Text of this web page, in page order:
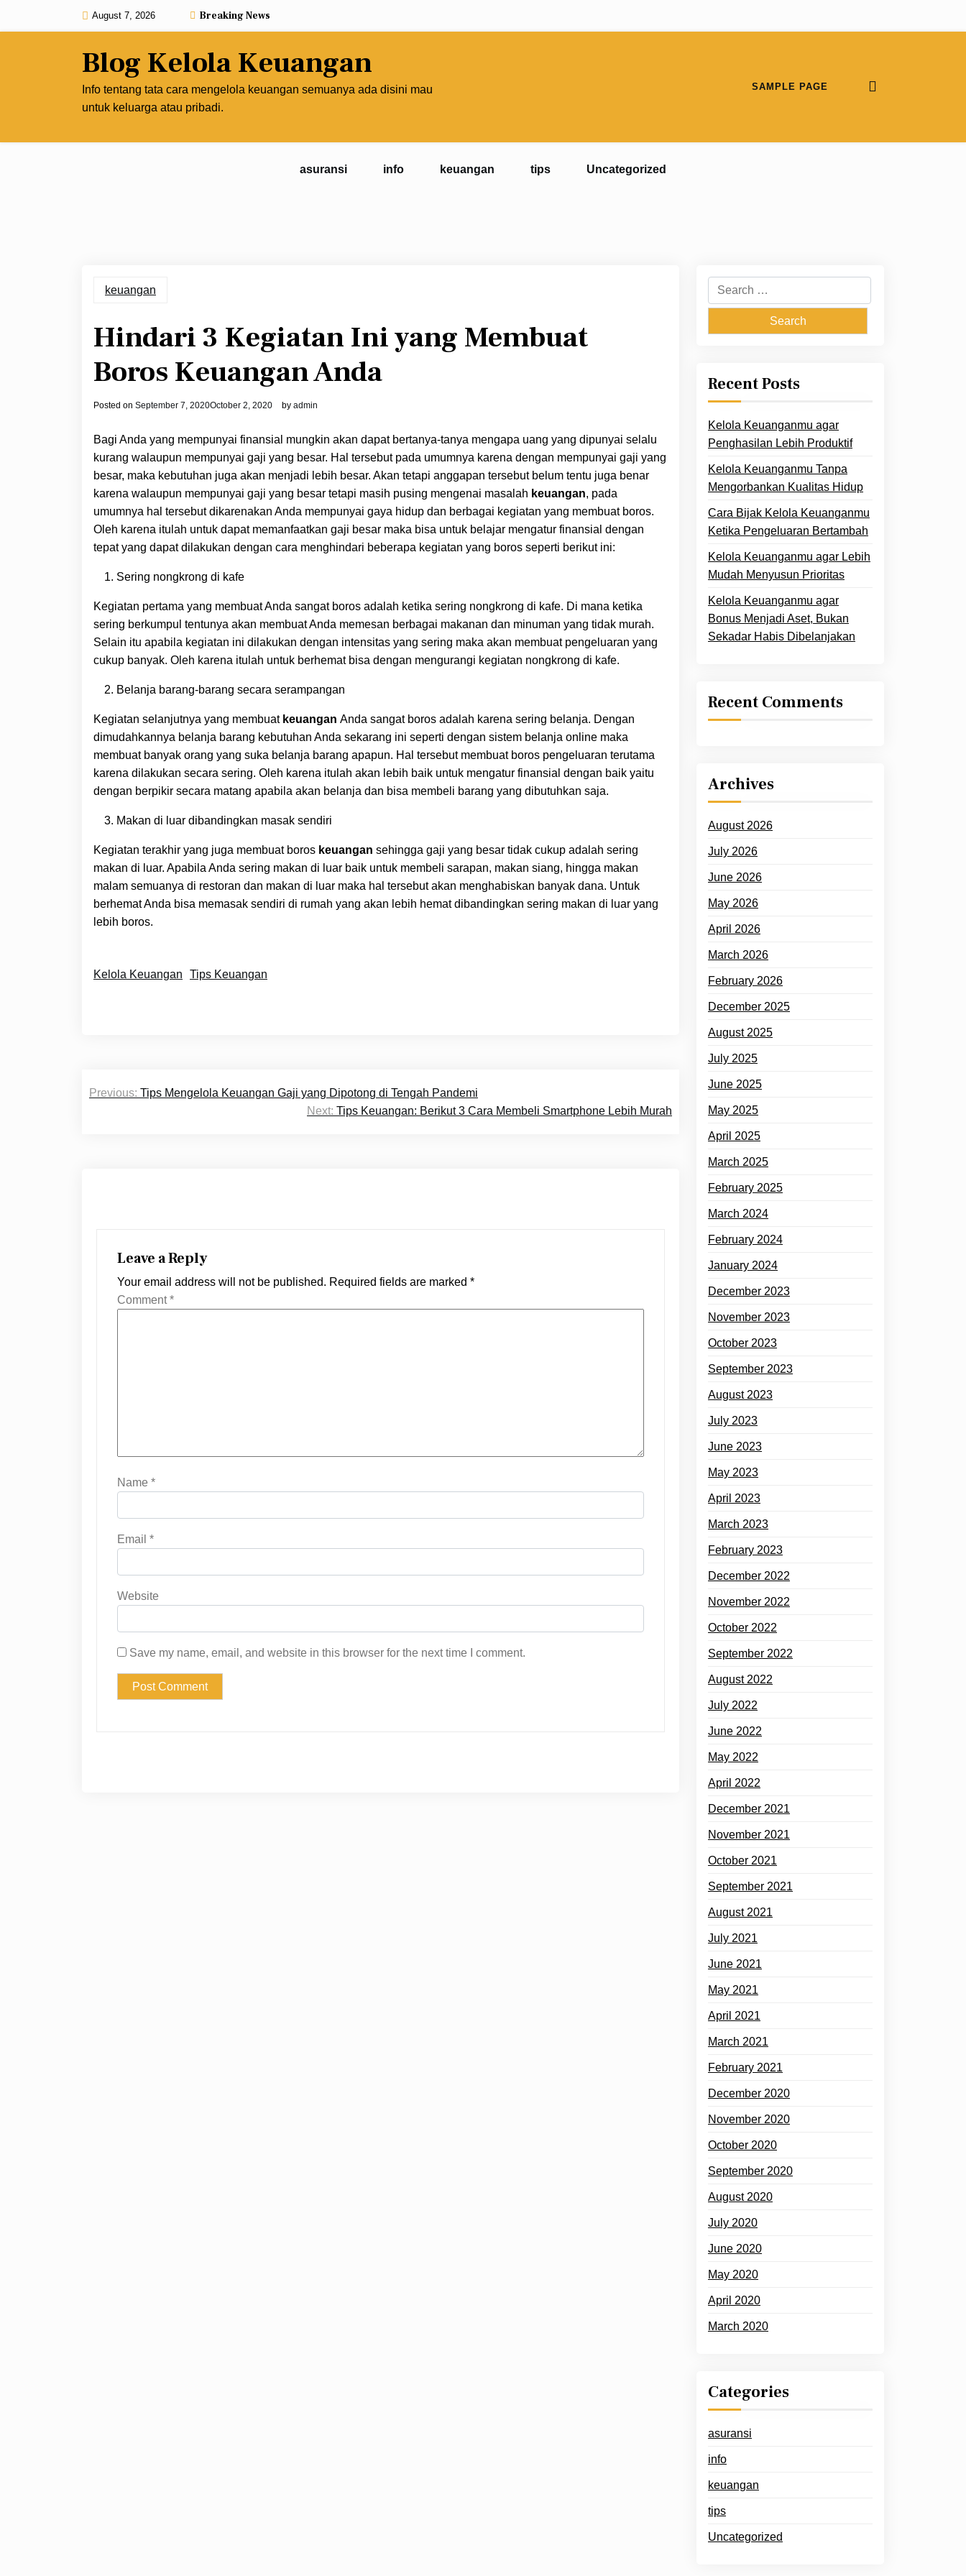
August 7, 2026 Breaking News
Blog Kelola Keuangan
Info tentang tata cara mengelola keuangan semuanya ada disini mau
untuk keluarga atau pribadi.
SAMPLE PAGE
asuransi info keuangan tips Uncategorized
keuangan
Hindari 3 Kegiatan Ini yang Membuat
Boros Keuangan Anda
Posted on September 7, 2020October 2, 2020 by admin
Bagi Anda yang mempunyai finansial mungkin akan dapat bertanya-tanya mengapa uang yang dipunyai selalu
kurang walaupun mempunyai gaji yang besar. Hal tersebut pada umumnya karena dengan mempunyai gaji yang
besar, maka kebutuhan juga akan menjadi lebih besar. Akan tetapi anggapan tersebut belum tentu juga benar
karena walaupun mempunyai gaji yang besar tetapi masih pusing mengenai masalah keuangan, pada
umumnya hal tersebut dikarenakan Anda mempunyai gaya hidup dan berbagai kegiatan yang membuat boros.
Oleh karena itulah untuk dapat memanfaatkan gaji besar maka bisa untuk belajar mengatur finansial dengan
tepat yang dapat dilakukan dengan cara menghindari beberapa kegiatan yang boros seperti berikut ini:
Sering nongkrong di kafe
Kegiatan pertama yang membuat Anda sangat boros adalah ketika sering nongkrong di kafe. Di mana ketika
sering berkumpul tentunya akan membuat Anda memesan berbagai makanan dan minuman yang tidak murah.
Selain itu apabila kegiatan ini dilakukan dengan intensitas yang sering maka akan membuat pengeluaran yang
cukup banyak. Oleh karena itulah untuk berhemat bisa dengan mengurangi kegiatan nongkrong di kafe.
Belanja barang-barang secara serampangan
Kegiatan selanjutnya yang membuat keuangan Anda sangat boros adalah karena sering belanja. Dengan
dimudahkannya belanja barang kebutuhan Anda sekarang ini seperti dengan sistem belanja online maka
membuat banyak orang yang suka belanja barang apapun. Hal tersebut membuat boros pengeluaran terutama
karena dilakukan secara sering. Oleh karena itulah akan lebih baik untuk mengatur finansial dengan baik yaitu
dengan berpikir secara matang apabila akan belanja dan bisa membeli barang yang dibutuhkan saja.
Makan di luar dibandingkan masak sendiri
Kegiatan terakhir yang juga membuat boros keuangan sehingga gaji yang besar tidak cukup adalah sering
makan di luar. Apabila Anda sering makan di luar baik untuk membeli sarapan, makan siang, hingga makan
malam semuanya di restoran dan makan di luar maka hal tersebut akan menghabiskan banyak dana. Untuk
berhemat Anda bisa memasak sendiri di rumah yang akan lebih hemat dibandingkan sering makan di luar yang
lebih boros.
Kelola Keuangan Tips Keuangan
Post
Previous: Tips Mengelola Keuangan Gaji yang Dipotong di Tengah Pandemi
Next: Tips Keuangan: Berikut 3 Cara Membeli Smartphone Lebih Murah
Leave a Reply
Your email address will not be published. Required fields are marked *
Comment*
Name *
Email *
Website
Save my name, email, and website in this browser for the next time I comment.
Search
for:
Recent Posts
Kelola Keuanganmu agar
Penghasilan Lebih Produktif
Kelola Keuanganmu Tanpa
Mengorbankan Kualitas Hidup
Cara Bijak Kelola Keuanganmu
Ketika Pengeluaran Bertambah
Kelola Keuanganmu agar Lebih
Mudah Menyusun Prioritas
Kelola Keuanganmu agar
Bonus Menjadi Aset, Bukan
Sekadar Habis Dibelanjakan
Recent Comments
Archives
August 2026
July 2026
June 2026
May 2026
April 2026
March 2026
February 2026
December 2025
August 2025
July 2025
June 2025
May 2025
April 2025
March 2025
February 2025
March 2024
February 2024
January 2024
December 2023
November 2023
October 2023
September 2023
August 2023
July 2023
June 2023
May 2023
April 2023
March 2023
February 2023
December 2022
November 2022
October 2022
September 2022
August 2022
July 2022
June 2022
May 2022
April 2022
December 2021
November 2021
October 2021
September 2021
August 2021
July 2021
June 2021
May 2021
April 2021
March 2021
February 2021
December 2020
November 2020
October 2020
September 2020
August 2020
July 2020
June 2020
May 2020
April 2020
March 2020
Categories
asuransi
info
keuangan
tips
Uncategorized